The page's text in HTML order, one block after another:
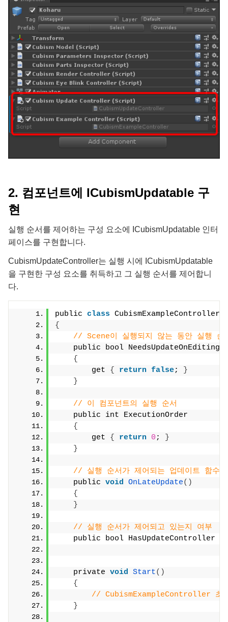
2. 컴포넌트에 ICubismUpdatable 구
현
실행 순서를 제어하는 구성 요소에 ICubismUpdatable 인터
페이스를 구현합니다.
CubismUpdateController는 실행 시에 ICubismUpdatable
을 구현한 구성 요소를 취득하고 그 실행 순서를 제어합니
다.
public class CubismExampleController
{
// Scene이 실행되지 않는 동안 실행 순
    public bool NeedsUpdateOnEditing
{
        get
{ return false;
}
}
// 이 컴포넌트의 실행 순서
    public int ExecutionOrder
{
        get
{ return 0 ;
}
}
// 실행 순서가 제어되는 업데이트 함수
    public
void OnLateUpdate()
{
}
// 실행 순서가 제어되고 있는지 여부
    public bool HasUpdateController
    private
void Start()
{
// CubismExampleController 초
}